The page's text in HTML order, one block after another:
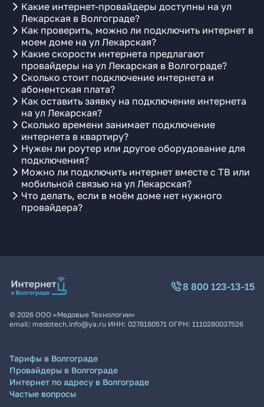
Какие интернет-провайдеры доступны на ул
Лекарская в Волгограде?
Как проверить, можно ли подключить интернет в
моем доме на ул Лекарская?
Какие скорости интернета предлагают
провайдеры на ул Лекарская в Волгограде?
Сколько стоит подключение интернета и
абонентская плата?
Как оставить заявку на подключение интернета
на ул Лекарская?
Сколько времени занимает подключение
интернета в квартиру?
Нужен ли роутер или другое оборудование для
подключения?
Можно ли подключить интернет вместе с ТВ или
мобильной связью на ул Лекарская?
Что делать, если в моём доме нет нужного
провайдера?
8 800 123-13-15
© 2026 ООО «Медовые Технологии»
email: medotech.info@ya.ru ИНН: 0278180571 ОГРН: 1110280037526
Тарифы в Волгограде
Провайдеры в Волгограде
Интернет по адресу в Волгограде
Частые вопросы